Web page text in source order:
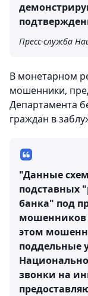
Пресс-служба
В монетарном
мошенники,
Департамента
граждан в
"Данные
подставных
банка" под
мошенников
этом
поддельные
звонки на